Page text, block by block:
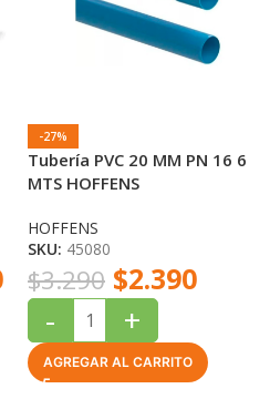
-27%
Tubería PVC 20 MM PN 16 6
MTS HOFFENS
HOFFENS
SKU: 45080
$3.290 $2.390
- +
AGREGAR AL CARRITO